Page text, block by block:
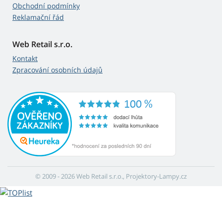
Obchodní podmínky
Reklamační řád
Web Retail s.r.o.
Kontakt
Zpracování osobních údajů
© 2009 - 2026 Web Retail s.r.o., Projektory-Lampy.cz